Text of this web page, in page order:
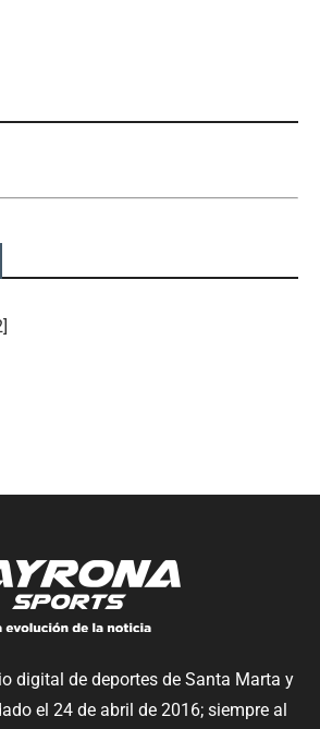
digital de deportes de Santa Marta y
el 24 de abril de 2016; siempre al